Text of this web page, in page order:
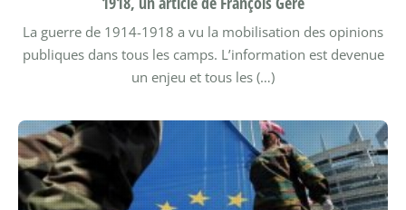
La guerre de 1914-1918 a vu la mobilisation des opinions
publiques dans tous les camps. L’information est devenue
un enjeu et tous les (…)